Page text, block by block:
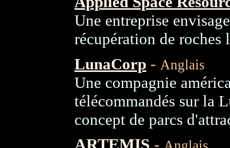
Une entreprise
récupération de roches
LunaCorp - Anglais
Une compagnie
télécommandés sur la
concept de parcs